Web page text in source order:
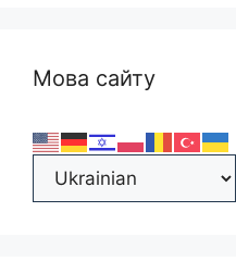
Мова сайту